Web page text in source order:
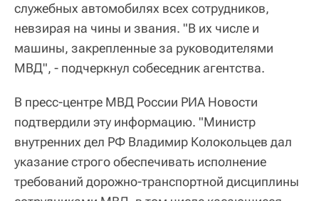
служебных автомобилях всех сотрудников,
невзирая на чины и звания. "В их числе и
машины, закрепленные за руководителями
МВД", - подчеркнул собеседник агентства.
В пресс-центре МВД России РИА Новости
подтвердили эту информацию. "Министр
внутренних дел РФ Владимир Колокольцев дал
указание строго обеспечивать исполнение
требований дорожно-транспортной дисциплины